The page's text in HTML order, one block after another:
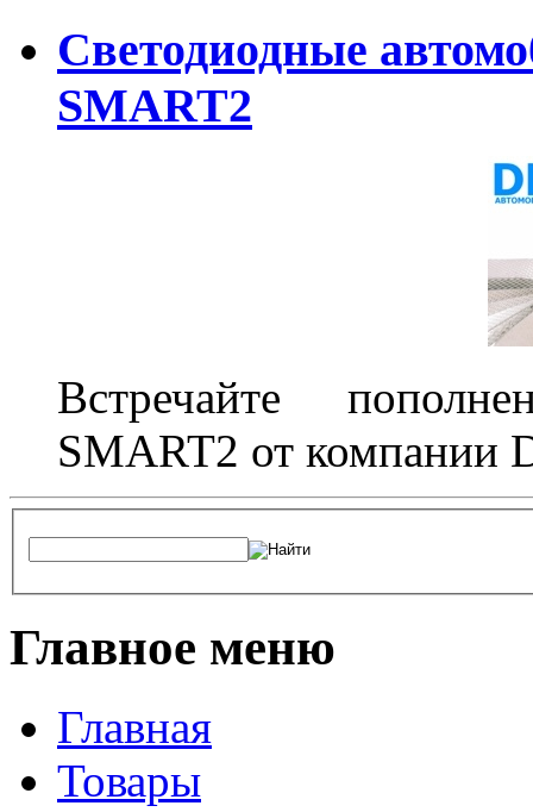
Светодиодные
SMART2
Встречайте
SMART2 от компании
Главное меню
Главная
Товары